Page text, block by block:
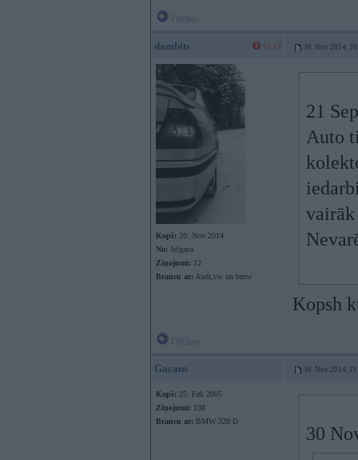
dambits 30. Nov 2014,
Kopš: 20. Nov 2014
No: Jelgava
Ziņojumi: 12
Braucu ar: Audi,vw un bmw
21
Auto
Kopsh
Gacans 30. Nov 2014,
Kopš: 25. Feb 2005
Ziņojumi: 138
Braucu ar: BMW 320 D
30